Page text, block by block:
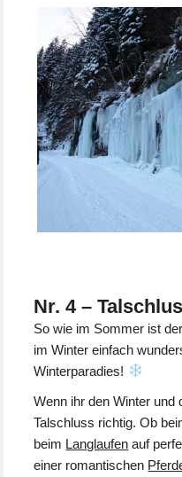
Nr. 4 –
So wie im Sommer ist
im Winter einfach
Winterparadies!
Wenn ihr den Winter und
Talschluss richtig. Ob
beim Langlaufen auf
einer romantischen